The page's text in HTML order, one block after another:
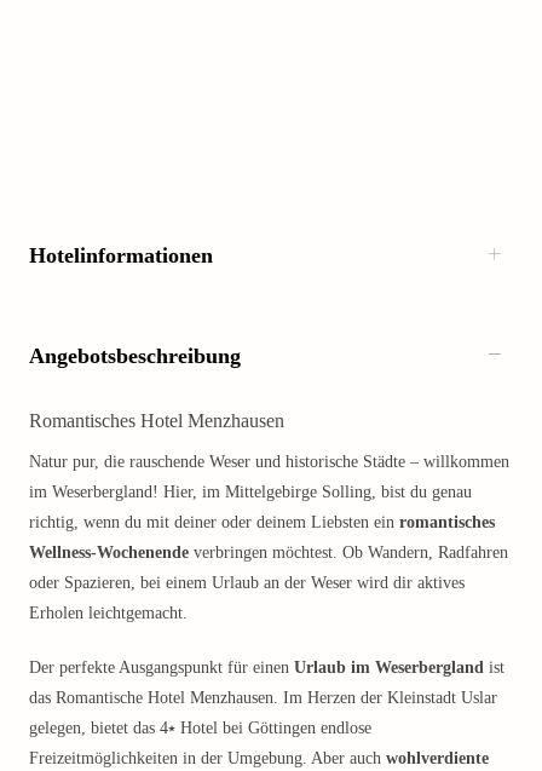
Hotelinformationen
Angebotsbeschreibung
Romantisches Hotel Menzhausen
Natur pur, die rauschende Weser und historische Städte – willkommen
im Weserbergland! Hier, im Mittelgebirge Solling, bist du genau
richtig, wenn du mit deiner oder deinem Liebsten ein romantisches
Wellness-Wochenende verbringen möchtest. Ob Wandern, Radfahren
oder Spazieren, bei einem Urlaub an der Weser wird dir aktives
Erholen leichtgemacht.
Der perfekte Ausgangspunkt für einen Urlaub im Weserbergland ist
das Romantische Hotel Menzhausen. Im Herzen der Kleinstadt Uslar
gelegen, bietet das 4⭑ Hotel bei Göttingen endlose
Freizeitmöglichkeiten in der Umgebung. Aber auch wohlverdiente